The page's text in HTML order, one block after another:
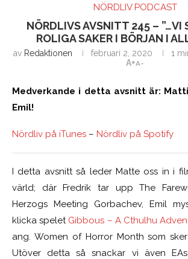
NÖRDLIV PODCAST
NÖRDLIVS AVSNITT 245 – ”…VI
ROLIGA SAKER I BÖRJAN I
av Redaktionen februari 2, 2020
1
A+A-
Medverkande i detta avsnitt är:
Emil!
Nördliv på iTunes – Nördliv på Spotify
I detta avsnitt så leder Matte oss in i
värld; där Fredrik tar upp The
Herzogs Meeting Gorbachev, Emil
klicka spelet Gibbous – A Cthulhu
ang. Women of Horror Month som
Utöver detta så snackar vi även EAs